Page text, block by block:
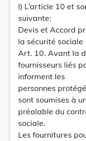
I) L’article 10 et
suivante:
Devis et Accord
la sécurité sociale
Art. 10. Avant la
fournisseurs liés
informent les
personnes
sont soumises à
préalable du
sociale.
Les fournitures